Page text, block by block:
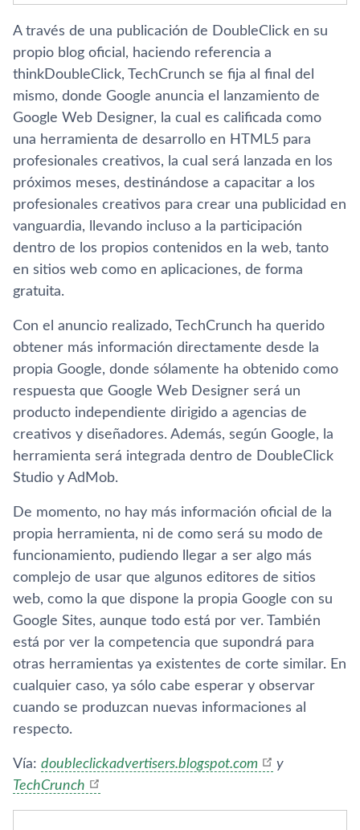
A través de una publicación de DoubleClick en su
propio blog oficial, haciendo referencia a
thinkDoubleClick, TechCrunch se fija al final del
mismo, donde Google anuncia el lanzamiento de
Google Web Designer, la cual es calificada como
una herramienta de desarrollo en HTML5 para
profesionales creativos, la cual será lanzada en los
próximos meses, destinándose a capacitar a los
profesionales creativos para crear una publicidad en
vanguardia, llevando incluso a la participación
dentro de los propios contenidos en la web, tanto
en sitios web como en aplicaciones, de forma
gratuita.
Con el anuncio realizado, TechCrunch ha querido
obtener más información directamente desde la
propia Google, donde sólamente ha obtenido como
respuesta que Google Web Designer será un
producto independiente dirigido a agencias de
creativos y diseñadores. Además, según Google, la
herramienta será integrada dentro de DoubleClick
Studio y AdMob.
De momento, no hay más información oficial de la
propia herramienta, ni de como será su modo de
funcionamiento, pudiendo llegar a ser algo más
complejo de usar que algunos editores de sitios
web, como la que dispone la propia Google con su
Google Sites, aunque todo está por ver. También
está por ver la competencia que supondrá para
otras herramientas ya existentes de corte similar. En
cualquier caso, ya sólo cabe esperar y observar
cuando se produzcan nuevas informaciones al
respecto.
Ví­a: doubleclickadvertisers.blogspot.com
y
TechCrunch